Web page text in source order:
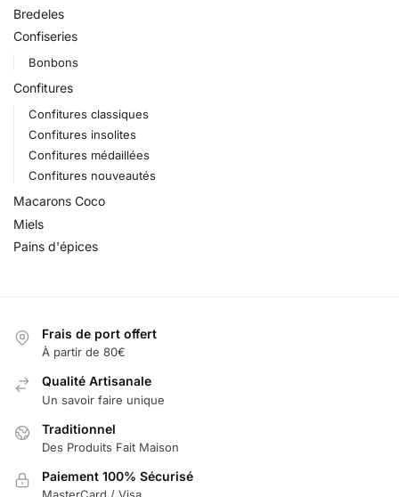
Bredeles
Confiseries
Bonbons
Confitures
Confitures classiques
Confitures insolites
Confitures médaillées
Confitures nouveautés
Macarons Coco
Miels
Pains d'épices
Frais de port offert
À partir de 80€
Qualité Artisanale
Un savoir faire unique
Traditionnel
Des Produits Fait Maison
Paiement 100% Sécurisé